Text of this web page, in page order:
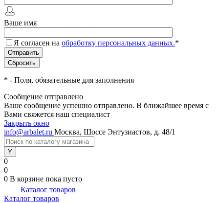
Ваше имя
Я согласен на обработку персональных данных.*
* - Поля, обязательные для заполнения
Сообщение отправлено
Ваше сообщение успешно отправлено. В ближайшее время с
Вами свяжется наш специалист
Закрыть окно
info@arbalet.ru Москва, Шоссе Энтузиастов, д. 48/1
0
0
0 В корзине пока пусто
Каталог товаров
Каталог товаров